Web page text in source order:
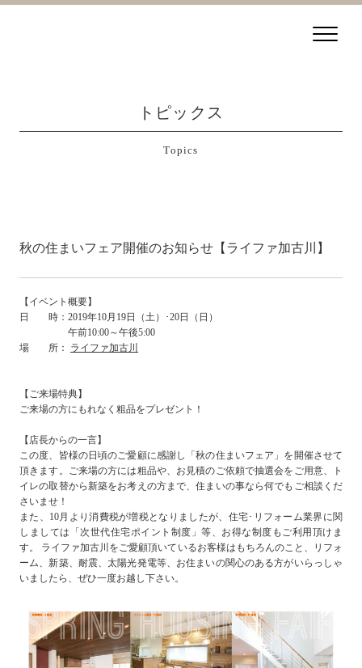
トピックス
Topics
秋の住まいフェア開催のお知らせ【ライファ加古川】
【イベント概要】
日 時：2019年10月19日（土）･20日（日）
午前10:00～午後5:00
場 所： ライファ加古川
【ご来場特典】
ご来場の方にもれなく粗品をプレゼント！
【店長からの一言】
この度、皆様の日頃のご愛顧に感謝し「秋の住まいフェア」を開催させて
頂きます。ご来場の方には粗品や、お見積のご依頼で抽選会をご用意、ト
イレの取替から新築をお考えの方まで、住まいの事なら何でもご相談くだ
さいませ！
また、10月より消費税が増税となりましたが、住宅･リフォーム業界に関
しましては「次世代住宅ポイント制度」等、お得な制度もご利用頂けま
す。 ライファ加古川をご愛顧頂いているお客様はもちろんのこと、リフォ
ーム、新築、耐震、太陽光発電等、お住まいの関心のある方がいらっしゃ
いましたら、ぜひ一度お越し下さい。